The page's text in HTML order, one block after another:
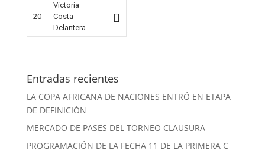
20
Victoria
Costa
Delantera
Entradas recientes
LA COPA AFRICANA DE NACIONES ENTRÓ EN ETAPA
DE DEFINICIÓN
MERCADO DE PASES DEL TORNEO CLAUSURA
PROGRAMACIÓN DE LA FECHA 11 DE LA PRIMERA C